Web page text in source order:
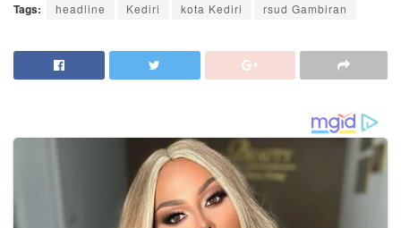
Tags: headline Kediri kota Kediri rsud Gambiran